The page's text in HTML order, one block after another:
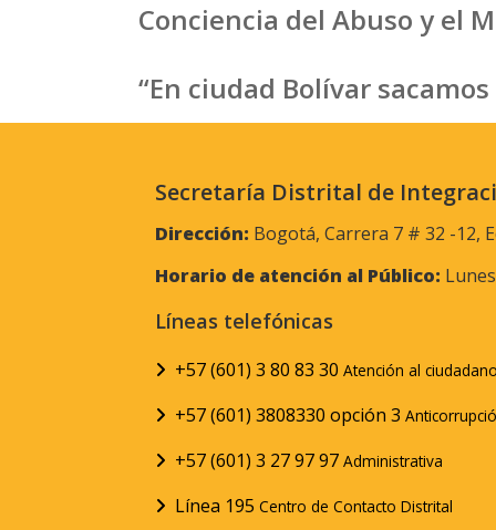
Conciencia del Abuso y el
“En ciudad Bolívar
Secretaría Distrital de
Dirección: Bogotá, Carrera 7 # 32 -12,
Horario de atención al Público:
Líneas telefónicas
+57 (601) 3 80 83 30 Atención al
+57 (601) 3808330 opción 3
+57 (601) 3 27 97 97 Administrativa
Línea 195 Centro de Contacto Distrital